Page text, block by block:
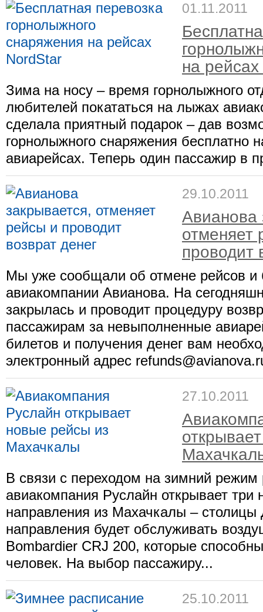
01.11.2011
на
Зима на носу – время горнолыжного
любителей покататься на лыжах
сделала приятный подарок – дав
горнолыжного снаряжения бесплатно
авиарейсах. Теперь один пассажир в
29.10.2011
Авианова
отменяет
проводит
Мы уже сообщали об отмене рейсов и
авиакомпании Авианова. На
закрылась и проводит процедуру
пассажирам за невыполненные
билетов и получения денег вам
электронный адрес
27.10.2011
В связи с переходом на зимний режим
авиакомпания Руслайн открывает три
направления из Махачкалы – столицы
направления будет обслуживать
Bombardier CRJ 200, которые
человек. На выбор пассажиру...
25.10.2011